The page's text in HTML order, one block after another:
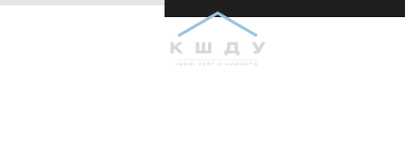
«Ветеранська політика:
регіональний рівень»